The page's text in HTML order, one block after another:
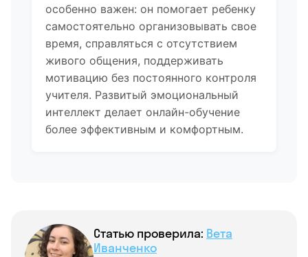
особенно важен: он помогает ребенку
самостоятельно организовывать свое
время, справляться с отсутствием
живого общения, поддерживать
мотивацию без постоянного контроля
учителя. Развитый эмоциональный
интеллект делает онлайн-обучение
более эффективным и комфортным.
Статью проверила: Вета
Иванченко